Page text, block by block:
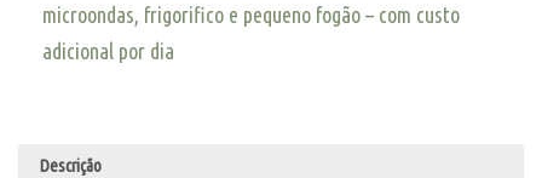
microondas, frigorifico e pequeno fogão – com custo
adicional por dia
Descrição